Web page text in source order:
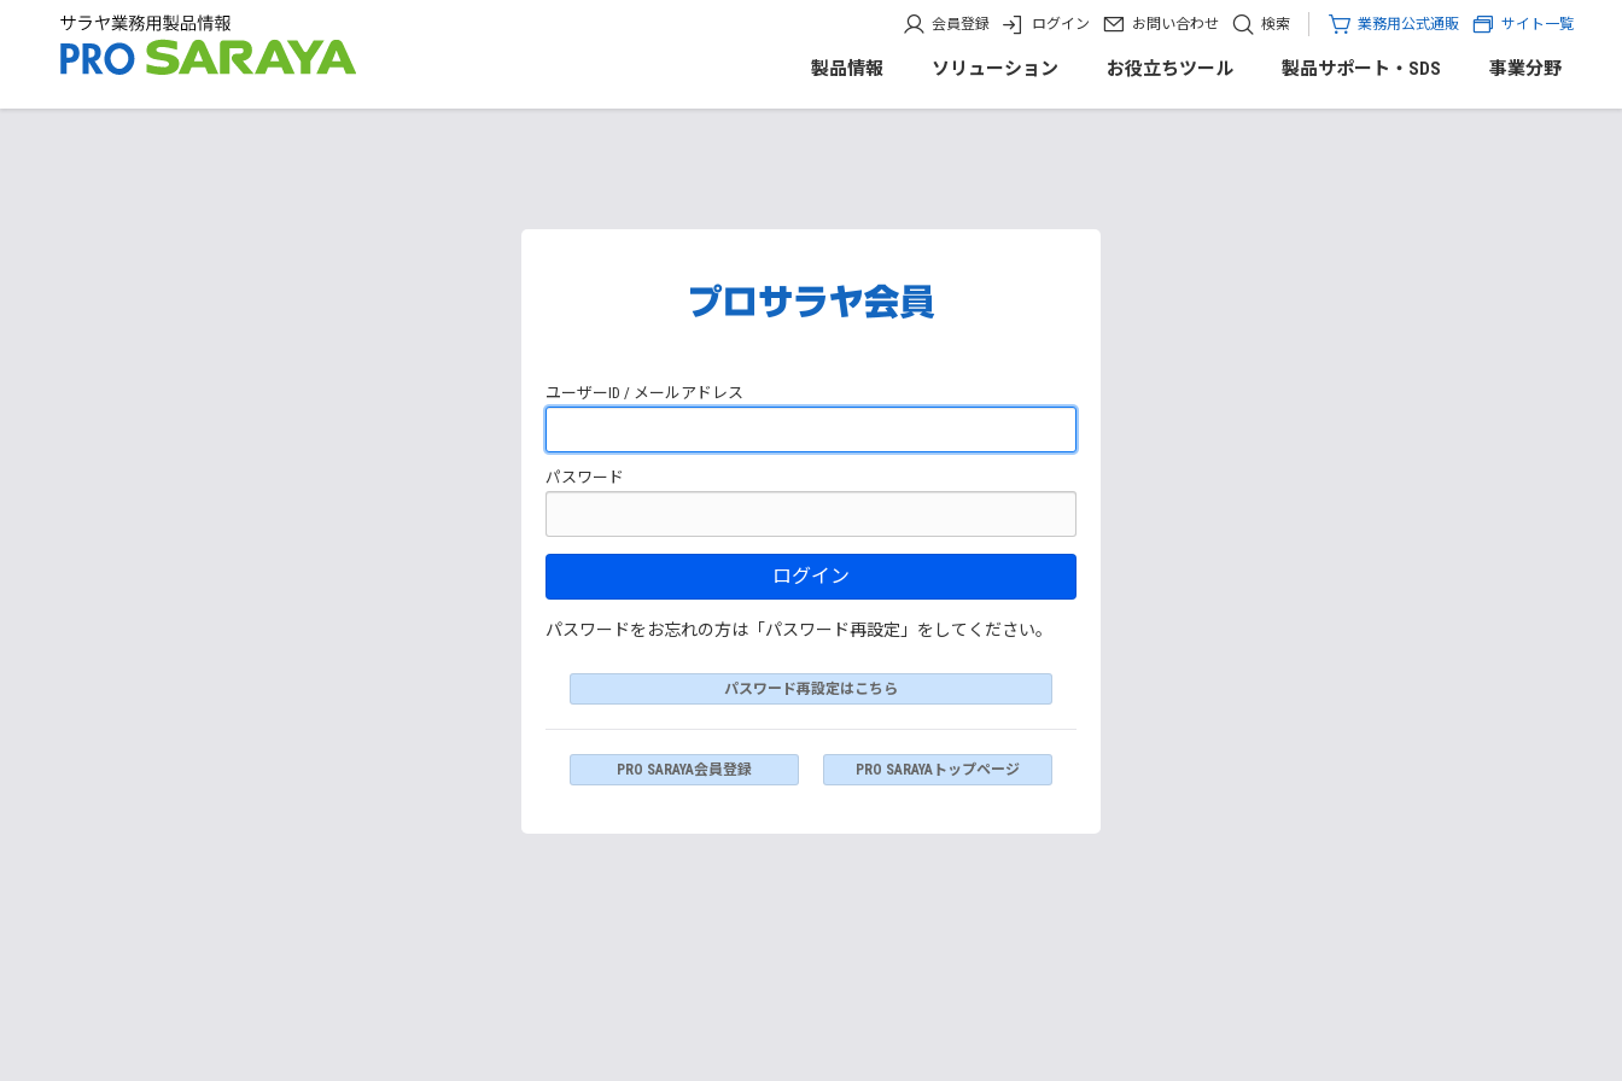
会員登録 ログイン お問い合わせ 検索 業務用公式通販 サイト一覧
製品情報 ソリューション お役立ちツール 製品サポート・SDS 事業分野
ユーザーID / メールアドレス
パスワード
ログイン
パスワードをお忘れの方は「パスワード再設定」をしてください。
パスワード再設定はこちら
PRO SARAYA会員登録 PRO SARAYAトップページ